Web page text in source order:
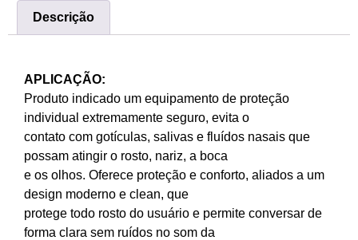
Descrição
APLICAÇÃO:
Produto indicado um equipamento de proteção
individual extremamente seguro, evita o
contato com gotículas, salivas e fluídos nasais que
possam atingir o rosto, nariz, a boca
e os olhos. Oferece proteção e conforto, aliados a um
design moderno e clean, que
protege todo rosto do usuário e permite conversar de
forma clara sem ruídos no som da